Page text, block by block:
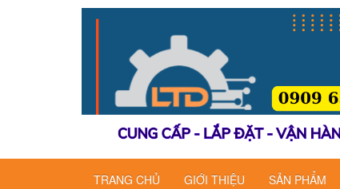
TRANG CHỦ GIỚI THIỆU SẢN PHẨM